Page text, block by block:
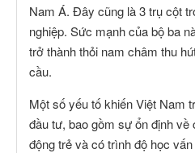
Nam Á. Đây cũng là 3 trụ cột
nghiệp. Sức mạnh của bộ ba
trở thành thỏi nam châm thu
cầu.
Một số yếu tố khiến Việt Nam
đầu tư, bao gồm sự ổn định
động trẻ và có trình độ học